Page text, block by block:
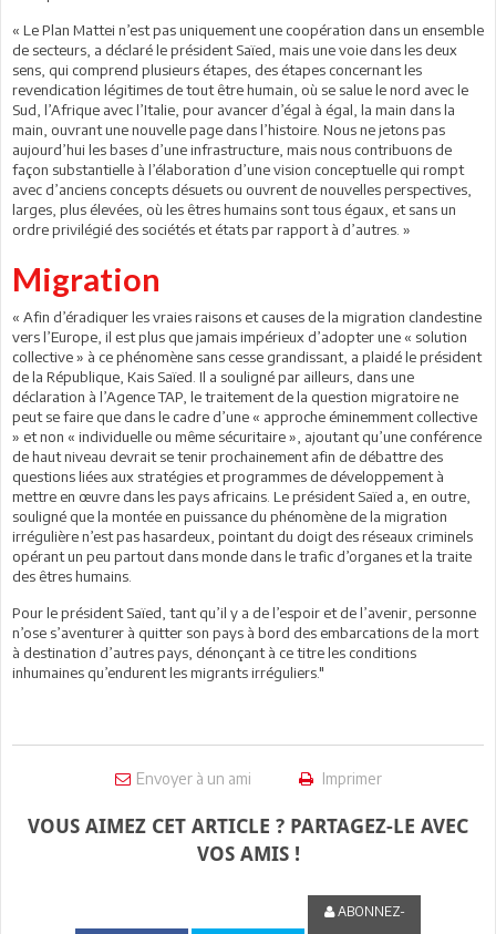
« Le Plan Mattei n’est pas uniquement une coopération dans un ensemble
de secteurs, a déclaré le président Saïed, mais une voie dans les deux
sens, qui comprend plusieurs étapes, des étapes concernant les
revendication légitimes de tout être humain, où se salue le nord avec le
Sud, l’Afrique avec l’Italie, pour avancer d’égal à égal, la main dans la
main, ouvrant une nouvelle page dans l’histoire. Nous ne jetons pas
aujourd’hui les bases d’une infrastructure, mais nous contribuons de
façon substantielle à l’élaboration d’une vision conceptuelle qui rompt
avec d’anciens concepts désuets ou ouvrent de nouvelles perspectives,
larges, plus élevées, où les êtres humains sont tous égaux, et sans un
ordre privilégié des sociétés et états par rapport à d’autres. »
Migration
« Afin d’éradiquer les vraies raisons et causes de la migration clandestine
vers l’Europe, il est plus que jamais impérieux d’adopter une « solution
collective » à ce phénomène sans cesse grandissant, a plaidé le président
de la République, Kais Saïed. Il a souligné par ailleurs, dans une
déclaration à l’Agence TAP, le traitement de la question migratoire ne
peut se faire que dans le cadre d’une « approche éminemment collective
» et non « individuelle ou même sécuritaire », ajoutant qu’une conférence
de haut niveau devrait se tenir prochainement afin de débattre des
questions liées aux stratégies et programmes de développement à
mettre en œuvre dans les pays africains. Le président Saïed a, en outre,
souligné que la montée en puissance du phénomène de la migration
irrégulière n’est pas hasardeux, pointant du doigt des réseaux criminels
opérant un peu partout dans monde dans le trafic d’organes et la traite
des êtres humains.
Pour le président Saïed, tant qu’il y a de l’espoir et de l’avenir, personne
n’ose s’aventurer à quitter son pays à bord des embarcations de la mort
à destination d’autres pays, dénonçant à ce titre les conditions
inhumaines qu’endurent les migrants irréguliers."
Envoyer à un ami Imprimer
VOUS AIMEZ CET ARTICLE ? PARTAGEZ-LE AVEC
VOS AMIS !
ABONNEZ-